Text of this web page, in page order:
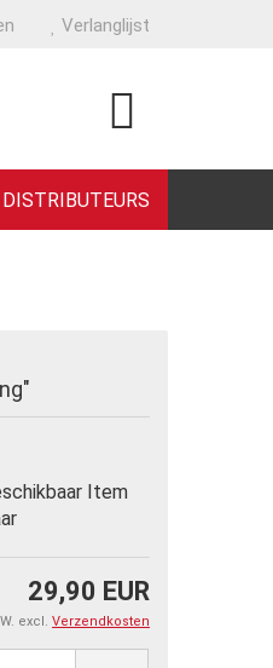
Verlanglijst
DISTRIBUTEURS
Item
29,90 EUR
excl. Verzendkosten